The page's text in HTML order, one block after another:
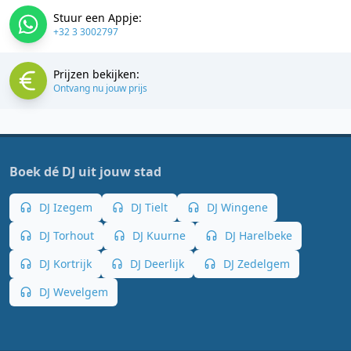
Stuur een Appje:
+32 3 3002797
Prijzen bekijken:
Ontvang nu jouw prijs
Boek dé DJ uit jouw stad
DJ Izegem DJ Tielt
DJ Wingene
DJ Torhout
DJ Kuurne
DJ Harelbeke
DJ Kortrijk
DJ Deerlijk
DJ Zedelgem
DJ Wevelgem